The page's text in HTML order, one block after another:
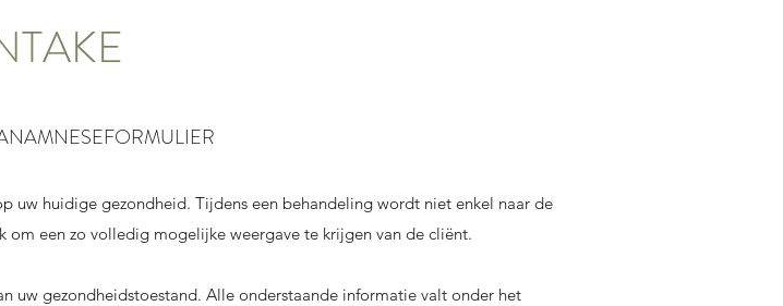
uw huidige gezondheid. Tijdens een behandeling wordt niet enkel naar de
om een zo volledig mogelijke weergave te krijgen van de cliënt.
uw gezondheidstoestand. Alle onderstaande informatie valt onder het